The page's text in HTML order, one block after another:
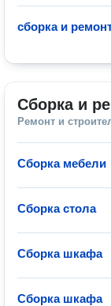
сборка и
Сборка и
Ремонт и
Сборка мебели
Сборка стола
Сборка шкафа
Сборка шкафа